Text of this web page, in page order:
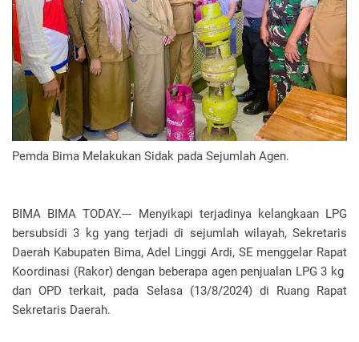
Pemda Bima Melakukan Sidak pada Sejumlah Agen.
BIMA BIMA TODAY.--- Menyikapi terjadinya kelangkaan LPG
bersubsidi 3 kg yang terjadi di sejumlah wilayah, Sekretaris
Daerah Kabupaten Bima, Adel Linggi Ardi, SE menggelar Rapat
Koordinasi (Rakor) dengan beberapa agen penjualan LPG 3 kg
dan OPD terkait, pada Selasa (13/8/2024) di Ruang Rapat
Sekretaris Daerah.